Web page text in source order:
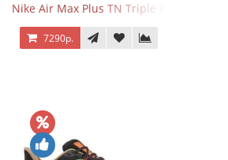
Nike Air Max Plus TN Triple Black
7290р.